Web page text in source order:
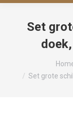
Set
Set grote